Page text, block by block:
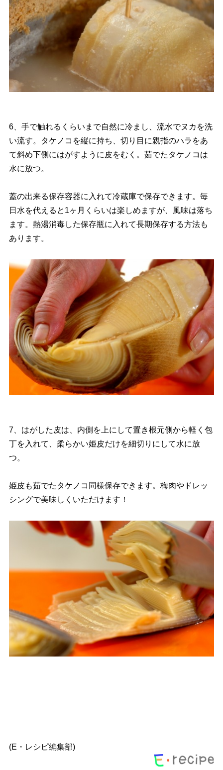
6、手で触れるくらいまで自然に冷まし、流水でヌカを洗
い流す。タケノコを縦に持ち、切り目に親指のハラをあ
て斜め下側にはがすように皮をむく。茹でたタケノコは
水に放つ。
蓋の出来る保存容器に入れて冷蔵庫で保存できます。毎
日水を代えると1ヶ月くらいは楽しめますが、風味は落ち
ます。熱湯消毒した保存瓶に入れて長期保存する方法も
あります。
7、はがした皮は、内側を上にして置き根元側から軽く包
丁を入れて、柔らかい姫皮だけを細切りにして水に放
つ。
姫皮も茹でたタケノコ同様保存できます。梅肉やドレッ
シングで美味しくいただけます！
(E・レシピ編集部)